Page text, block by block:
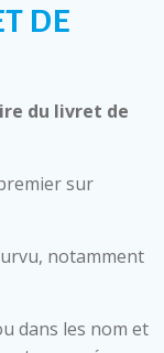
DE
du livret de
sur
notamment
dans les nom et